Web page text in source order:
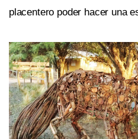
placentero poder hacer una